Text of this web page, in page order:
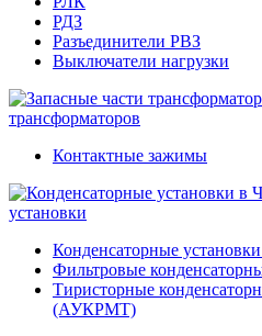
РДЗ
Разъединители РВЗ
Выключатели нагрузки
трансформаторов
Контактные зажимы
установки
Конденсаторные
Фильтровые
Тиристорные
(АУКРМТ)